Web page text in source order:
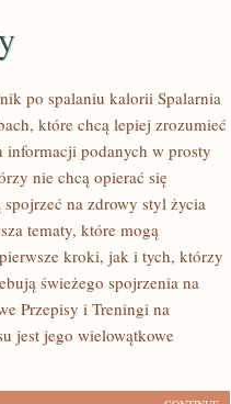
po spalaniu kalorii Spalarnia
które chcą lepiej zrozumieć
informacji podanych w prosty
nie chcą opierać się
spojrzeć na zdrowy styl życia
tematy, które mogą
kroki, jak i tych, którzy
świeżego spojrzenia na
Przepisy i Treningi na
jest jego wielowątkowe